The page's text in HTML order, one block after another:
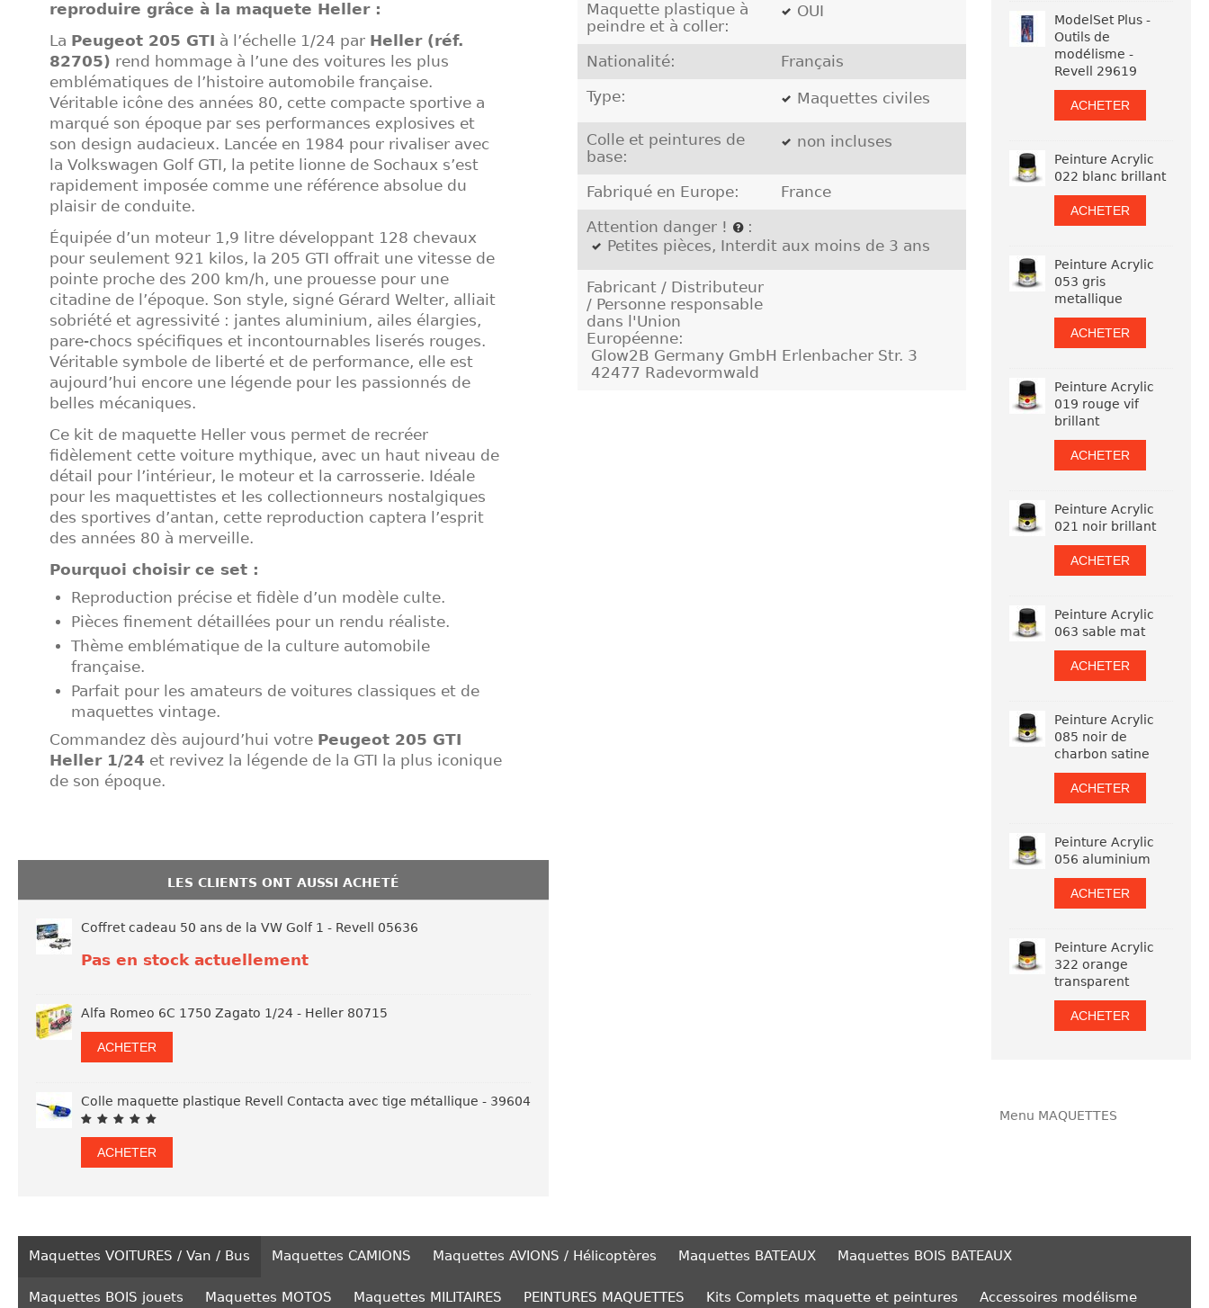
reproduire grâce à la maquete Heller :
La Peugeot 205 GTI à l’échelle 1/24 par Heller (réf.
82705) rend hommage à l’une des voitures les plus
emblématiques de l’histoire automobile française.
Véritable icône des années 80, cette compacte sportive a
marqué son époque par ses performances explosives et
son design audacieux. Lancée en 1984 pour rivaliser avec
la Volkswagen Golf GTI, la petite lionne de Sochaux s’est
rapidement imposée comme une référence absolue du
plaisir de conduite.
Équipée d’un moteur 1,9 litre développant 128 chevaux
pour seulement 921 kilos, la 205 GTI offrait une vitesse de
pointe proche des 200 km/h, une prouesse pour une
citadine de l’époque. Son style, signé Gérard Welter, alliait
sobriété et agressivité : jantes aluminium, ailes élargies,
pare-chocs spécifiques et incontournables liserés rouges.
Véritable symbole de liberté et de performance, elle est
aujourd’hui encore une légende pour les passionnés de
belles mécaniques.
Ce kit de maquette Heller vous permet de recréer
fidèlement cette voiture mythique, avec un haut niveau de
détail pour l’intérieur, le moteur et la carrosserie. Idéale
pour les maquettistes et les collectionneurs nostalgiques
des sportives d’antan, cette reproduction captera l’esprit
des années 80 à merveille.
Pourquoi choisir ce set :
Reproduction précise et fidèle d’un modèle culte.
Pièces finement détaillées pour un rendu réaliste.
Thème emblématique de la culture automobile
française.
Parfait pour les amateurs de voitures classiques et de
maquettes vintage.
Commandez dès aujourd’hui votre Peugeot 205 GTI
Heller 1/24 et revivez la légende de la GTI la plus iconique
de son époque.
Maquette plastique à
peindre et à coller:
OUI
Nationalité: Français
Type: Maquettes civiles
Colle et peintures de
base:
non incluses
Fabriqué en Europe: France
Attention danger !
:
Petites pièces, Interdit aux moins de 3 ans
Fabricant / Distributeur
/ Personne responsable
dans l'Union
Européenne:
Glow2B Germany GmbH Erlenbacher Str. 3
42477 Radevormwald
LES CLIENTS ONT AUSSI ACHETÉ
Coffret cadeau 50 ans de la VW Golf 1 - Revell 05636
Pas en stock actuellement
Alfa Romeo 6C 1750 Zagato 1/24 - Heller 80715
ACHETER
Colle maquette plastique Revell Contacta avec tige métallique - 39604
ACHETER
ModelSet Plus -
Outils de
modélisme -
Revell 29619
ACHETER
Peinture Acrylic
022 blanc brillant
ACHETER
Peinture Acrylic
053 gris
metallique
ACHETER
Peinture Acrylic
019 rouge vif
brillant
ACHETER
Peinture Acrylic
021 noir brillant
ACHETER
Peinture Acrylic
063 sable mat
ACHETER
Peinture Acrylic
085 noir de
charbon satine
ACHETER
Peinture Acrylic
056 aluminium
ACHETER
Peinture Acrylic
322 orange
transparent
ACHETER
Menu MAQUETTES
Maquettes VOITURES / Van / Bus Maquettes CAMIONS Maquettes AVIONS / Hélicoptères Maquettes BATEAUX Maquettes BOIS BATEAUX
Maquettes BOIS jouets Maquettes MOTOS Maquettes MILITAIRES PEINTURES MAQUETTES Kits Complets maquette et peintures Accessoires modélisme